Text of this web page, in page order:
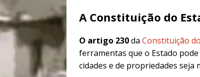
A Constituição do
O artigo 230da Constituição
ferramentas que o Estado
cidades e de propriedades seja